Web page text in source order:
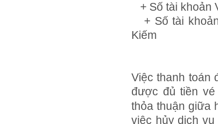
+ Số tài khoản
+ Số tài
Kiếm
Việc thanh toán
được đủ tiền
thỏa thuận giữa
việc hủy dịch